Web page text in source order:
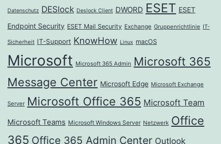
Datenschutz DESlock Deslock Client DWORD ESET ESET
Endpoint Security ESET Mail Security Exchange Gruppenrichtlinie IT-
Sicherheit IT-Support KnowHow Linux macOS
Microsoft Microsoft 365 Admin Microsoft 365
Message Center Microsoft Edge Microsoft Exchange
Server Microsoft Office 365 Microsoft Team
Microsoft Teams Microsoft Windows Server Netzwerk Office
365 Office 365 Admin Center Outlook